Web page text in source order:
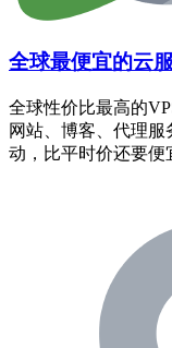
全球最便宜的云
全球性价比最高的
网站、博客、代理
动，比平时价还要便